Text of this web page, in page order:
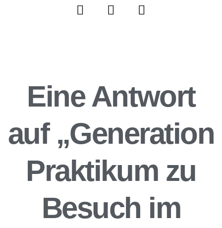
Eine Antwort
auf „Generation
Praktikum zu
Besuch im